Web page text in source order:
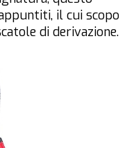
il cui scopo
di derivazione.